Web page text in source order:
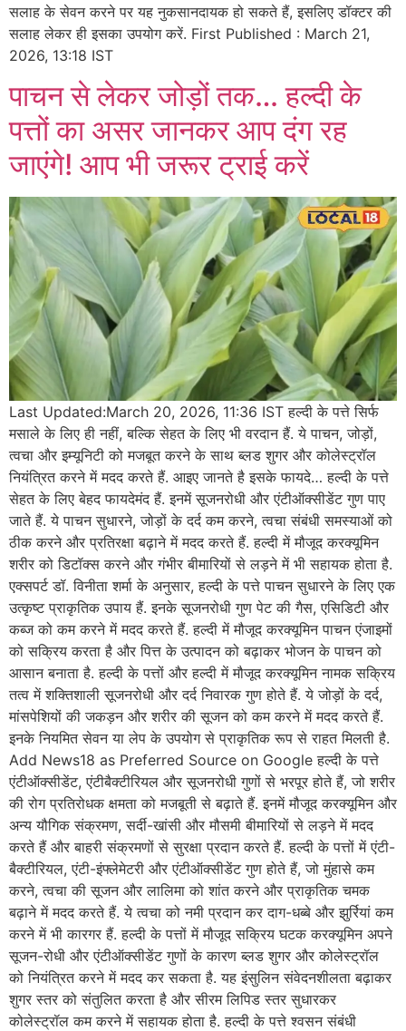
सलाह के सेवन करने पर यह नुकसानदायक हो सकते हैं, इसलिए डॉक्टर की
सलाह लेकर ही इसका उपयोग करें. First Published : March 21,
2026, 13:18 IST
पाचन से लेकर जोड़ों तक… हल्दी के
पत्तों का असर जानकर आप दंग रह
जाएंगे! आप भी जरूर ट्राई करें
Last Updated:March 20, 2026, 11:36 IST हल्दी के पत्ते सिर्फ
मसाले के लिए ही नहीं, बल्कि सेहत के लिए भी वरदान हैं. ये पाचन, जोड़ों,
त्वचा और इम्यूनिटी को मजबूत करने के साथ ब्लड शुगर और कोलेस्ट्रॉल
नियंत्रित करने में मदद करते हैं. आइए जानते है इसके फायदे… हल्दी के पत्ते
सेहत के लिए बेहद फायदेमंद हैं. इनमें सूजनरोधी और एंटीऑक्सीडेंट गुण पाए
जाते हैं. ये पाचन सुधारने, जोड़ों के दर्द कम करने, त्वचा संबंधी समस्याओं को
ठीक करने और प्रतिरक्षा बढ़ाने में मदद करते हैं. हल्दी में मौजूद करक्यूमिन
शरीर को डिटॉक्स करने और गंभीर बीमारियों से लड़ने में भी सहायक होता है.
एक्सपर्ट डॉ. विनीता शर्मा के अनुसार, हल्दी के पत्ते पाचन सुधारने के लिए एक
उत्कृष्ट प्राकृतिक उपाय हैं. इनके सूजनरोधी गुण पेट की गैस, एसिडिटी और
कब्ज को कम करने में मदद करते हैं. हल्दी में मौजूद करक्यूमिन पाचन एंजाइमों
को सक्रिय करता है और पित्त के उत्पादन को बढ़ाकर भोजन के पाचन को
आसान बनाता है. हल्दी के पत्तों और हल्दी में मौजूद करक्यूमिन नामक सक्रिय
तत्व में शक्तिशाली सूजनरोधी और दर्द निवारक गुण होते हैं. ये जोड़ों के दर्द,
मांसपेशियों की जकड़न और शरीर की सूजन को कम करने में मदद करते हैं.
इनके नियमित सेवन या लेप के उपयोग से प्राकृतिक रूप से राहत मिलती है.
Add News18 as Preferred Source on Google हल्दी के पत्ते
एंटीऑक्सीडेंट, एंटीबैक्टीरियल और सूजनरोधी गुणों से भरपूर होते हैं, जो शरीर
की रोग प्रतिरोधक क्षमता को मजबूती से बढ़ाते हैं. इनमें मौजूद करक्यूमिन और
अन्य यौगिक संक्रमण, सर्दी-खांसी और मौसमी बीमारियों से लड़ने में मदद
करते हैं और बाहरी संक्रमणों से सुरक्षा प्रदान करते हैं. हल्दी के पत्तों में एंटी-
बैक्टीरियल, एंटी-इंफ्लेमेटरी और एंटीऑक्सीडेंट गुण होते हैं, जो मुंहासे कम
करने, त्वचा की सूजन और लालिमा को शांत करने और प्राकृतिक चमक
बढ़ाने में मदद करते हैं. ये त्वचा को नमी प्रदान कर दाग-धब्बे और झुर्रियां कम
करने में भी कारगर हैं. हल्दी के पत्तों में मौजूद सक्रिय घटक करक्यूमिन अपने
सूजन-रोधी और एंटीऑक्सीडेंट गुणों के कारण ब्लड शुगर और कोलेस्ट्रॉल
को नियंत्रित करने में मदद कर सकता है. यह इंसुलिन संवेदनशीलता बढ़ाकर
शुगर स्तर को संतुलित करता है और सीरम लिपिड स्तर सुधारकर
कोलेस्ट्रॉल कम करने में सहायक होता है. हल्दी के पत्ते श्वसन संबंधी